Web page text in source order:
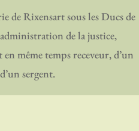
de Rixensart sous les Ducs de
de la justice,
même temps receveur, d’un
sergent.